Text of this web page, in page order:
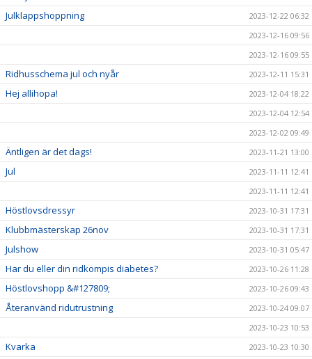
Julklappshoppning
2023-12-22 06:32
2023-12-16 09:56
2023-12-16 09:55
Ridhusschema jul och nyår 2023-12-11 15:31
Hej allihopa!
2023-12-04 18:22
2023-12-04 12:54
2023-12-02 09:49
Äntligen är det dags! 2023-11-21 13:00
Jul
2023-11-11 12:41
2023-11-11 12:41
Höstlovsdressyr 2023-10-31 17:31
Klubbmästerskap 26nov 2023-10-31 17:31
Julshow 2023-10-31 05:47
Har du eller din ridkompis diabetes? 2023-10-26 11:28
Höstlovshopp &#127809; 2023-10-26 09:43
Återanvänd ridutrustning
2023-10-24 09:07
2023-10-23 10:53
Kvarka 2023-10-23 10:30